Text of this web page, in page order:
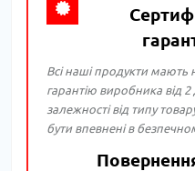
Всі наші продукти мають
гарантію виробника від 2
залежності від типу
бути впевнені в